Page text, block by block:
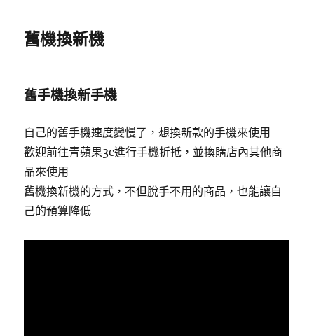
舊機換新機
舊手機換新手機
自己的舊手機速度變慢了，想換新款的手機來使用
歡迎前往青蘋果3c進行手機折抵，並換購店內其他商
品來使用
舊機換新機的方式，不但脫手不用的商品，也能讓自
己的預算降低